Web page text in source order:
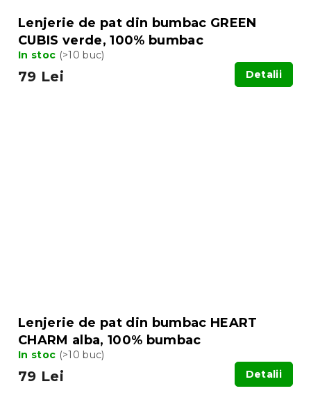
Lenjerie de pat din bumbac GREEN
CUBIS verde, 100% bumbac
In stoc (>10 buc)
79 Lei Detalii
Lenjerie de pat din bumbac HEART
CHARM alba, 100% bumbac
In stoc (>10 buc)
79 Lei Detalii